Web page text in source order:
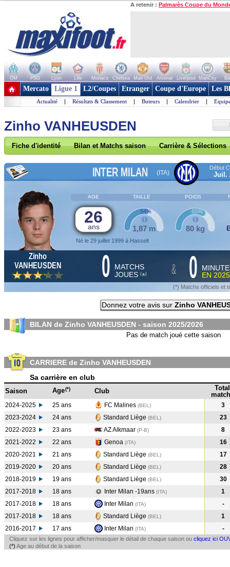
A retenir : Palmarès Coupe du
OM PSG Lyon Lille Monaco Chelsea Man Utd Arsenal Liverpool ManCity
+ de clubs
Mercato Ligue 1 L2/Coupes Etranger Coupe d'Europe Les
Actualité | Résultats & Classement | Buteurs | Calendrier |
Zinho VANHEUSDEN
Fiche d'identité Bilan et Matchs saison Carrière & Sélections
INTER MILAN (ITA)
Début
Juil.
AGE TAILLE POIDS
26
ans
Né le 29 juillet 1999 à Hasselt
1,87 m
54%
80 kg
65%
Zinho
VANHEUSDEN
0 MATCHS
JOUES (*) & 0
EN
(*) Matchs officiels et
Donnez votre avis sur Zinho
BILAN de Zinho VANHEUSDEN - saison 2025/2026
Pas de match joué cette saison
CARRIERE de Zinho VANHEUSDEN
Sa carrière en club
Saison Age(*) Club
Total
2024-2025 25 ans FC Malines (BEL )
3
2023-2024
24 ans Standard Liège (BEL )
23
2022-2023
23 ans AZ Alkmaar (P-B)
8
2021-2022
22 ans Genoa (ITA)
16
2020-2021
21 ans Standard Liège (BEL )
17
2019-2020
20 ans Standard Liège (BEL )
28
2018-2019
19 ans Standard Liège (BEL )
30
2017-2018
18 ans Inter Milan -19ans (ITA)
1
2017-2018
18 ans Inter Milan (ITA)
-
2017-2018
18 ans Standard Liège (BEL )
1
2016-2017
17 ans Inter Milan (ITA) -
Cliquez sur les lignes pour afficher/masquer le détail de chaque saison ou cliquez ici
(*) Age au début de la saison